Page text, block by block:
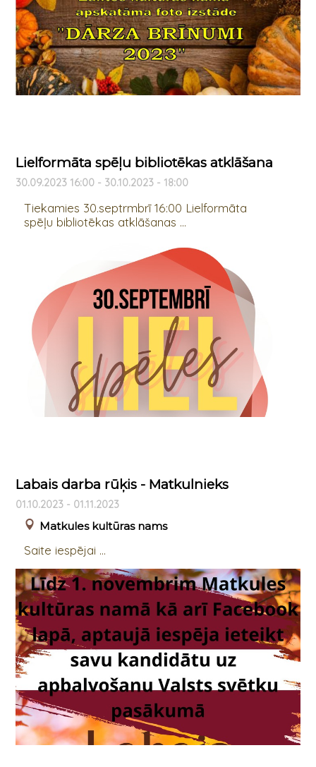
Lielformāta spēļu bibliotēkas atklāšana
30.09.2023 16:00 - 30.10.2023 - 18:00
Tiekamies 30.septrmbrī 16:00 Lielformāta
spēļu bibliotēkas atklāšanas ...
Labais darba rūķis - Matkulnieks
01.10.2023 - 01.11.2023
Matkules kultūras nams
Saite iespējai ...